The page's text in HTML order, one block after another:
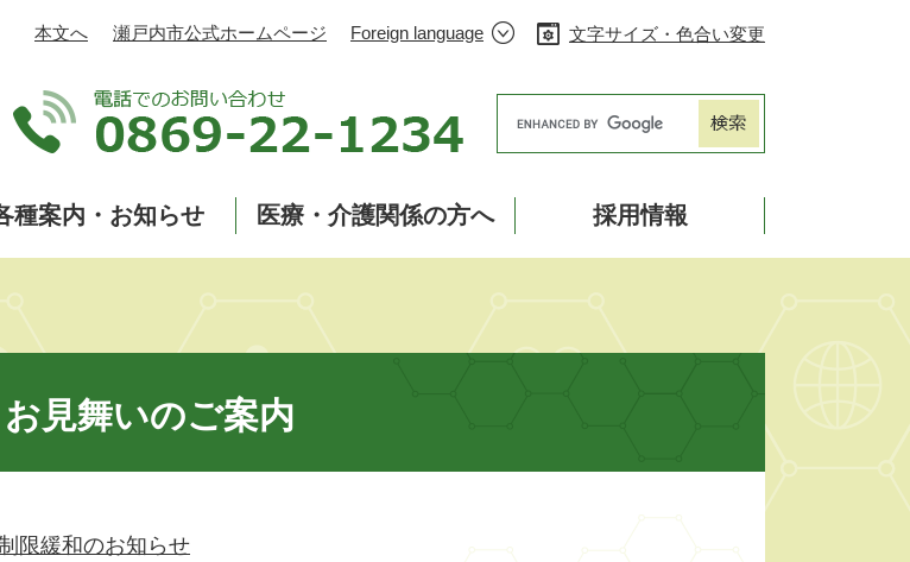
本文へ 瀬戸内市公式ホームページ Foreign language 文字サイズ・色合い変更
Googleカスタム検索
種案内・お知らせ 医療・介護関係の方へ 採用情報
見舞いのご案内
限緩和のお知らせ